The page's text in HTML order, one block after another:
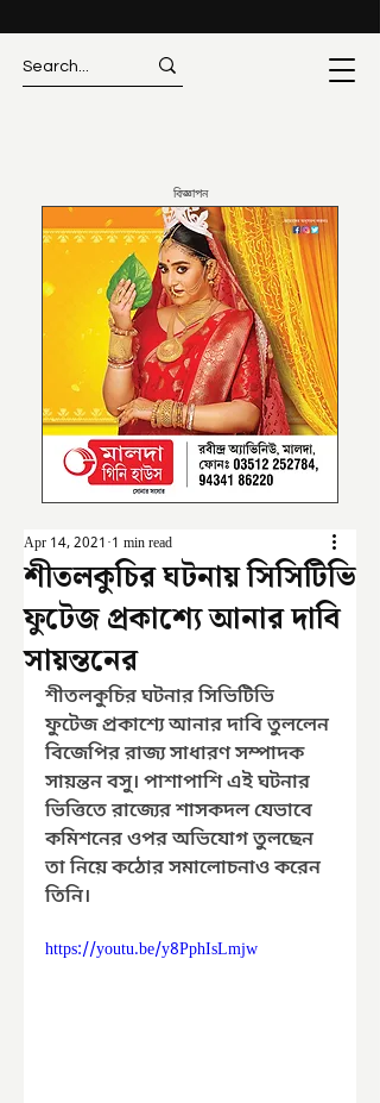
বিজ্ঞাপন
শীতলকুচির ঘটনায় সিসিটিভি
ফুটেজ প্রকাশ্যে আনার দাবি
সায়ন্তনের
Apr 14, 2021 1 min read
শীতলকুচির ঘটনার সিভিটিভি
ফুটেজ প্রকাশ্যে আনার দাবি তুললেন
বিজেপির রাজ্য সাধারণ সম্পাদক
সায়ন্তন বসু। পাশাপাশি এই ঘটনার
ভিত্তিতে রাজ্যের শাসকদল যেভাবে
কমিশনের ওপর অভিযোগ তুলছেন
তা নিয়ে কঠোর সমালোচনাও করেন
তিনি।
https://youtu.be/y8PphIsLmjw